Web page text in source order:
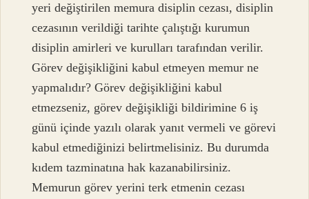
yeri değiştirilen memura disiplin cezası, disiplin
cezasının verildiği tarihte çalıştığı kurumun
disiplin amirleri ve kurulları tarafından verilir.
Görev değişikliğini kabul etmeyen memur ne
yapmalıdır? Görev değişikliğini kabul
etmezseniz, görev değişikliği bildirimine 6 iş
günü içinde yazılı olarak yanıt vermeli ve görevi
kabul etmediğinizi belirtmelisiniz. Bu durumda
kıdem tazminatına hak kazanabilirsiniz.
Memurun görev yerini terk etmenin cezası